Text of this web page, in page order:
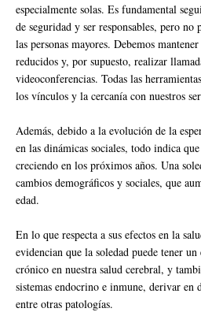
especialmente solas. Es fundamental
de seguridad y ser responsables, pero no
las personas mayores. Debemos
reducidos y, por supuesto, realizar
videoconferencias. Todas las
los vínculos y la cercanía con nuestros
Además, debido a la evolución de la
en las dinámicas sociales, todo indica
creciendo en los próximos años. Una
cambios demográficos y sociales, que
edad.
En lo que respecta a sus efectos en la
evidencian que la soledad puede tener
crónico en nuestra salud cerebral, y
sistemas endocrino e inmune, derivar en
entre otras patologías.